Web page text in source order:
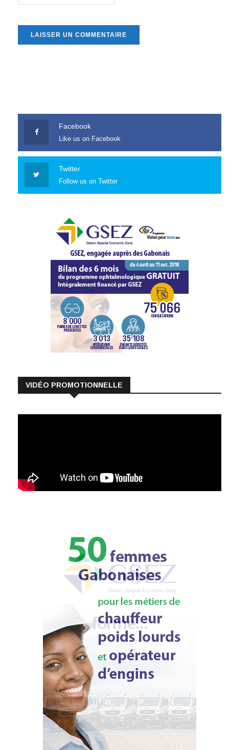
Facebook
Like us on Facebook
Twitter
Follow us on Twitter
VIDÉO PROMOTIONNELLE